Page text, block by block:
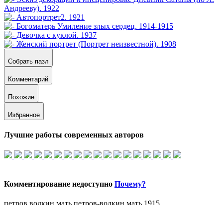
Собрать пазл
Комментарий
Похожие
Избранное
Лучшие работы современных авторов
Комментирование недоступно Почему?